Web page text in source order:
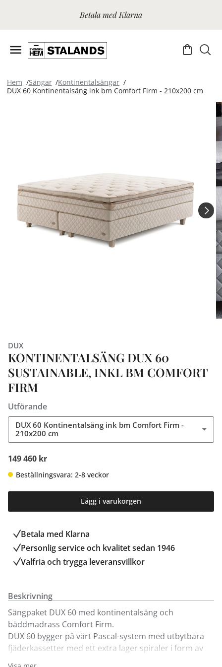
Betala med Klarna
Hem Sängar
Kontinentalsängar
DUX 60 Kontinentalsäng ink bm Comfort Firm - 210x200 cm
DUX
KONTINENTALSÄNG DUX 60
SUSTAINABLE, INKL BM COMFORT
FIRM
Utförande
DUX 60 Kontinentalsäng ink bm Comfort Firm -
210x200 cm
149 460 kr
Beställningsvara: 2-8 veckor
Lägg i varukorgen
Betala med Klarna
Personlig service och kvalitet sedan 1946
Valfria och trygga leveransvillkor
Beskrivning
Sängpaket DUX 60 med kontinentalsäng och
bäddmadrass Comfort Firm.
DUX 60 bygger på vårt Pascal-system med utbytbara
fjäderkassetter med ett extra lager spiraler i form av